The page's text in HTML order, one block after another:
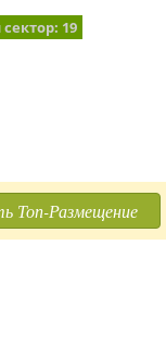
: 19
Топ-Размещение